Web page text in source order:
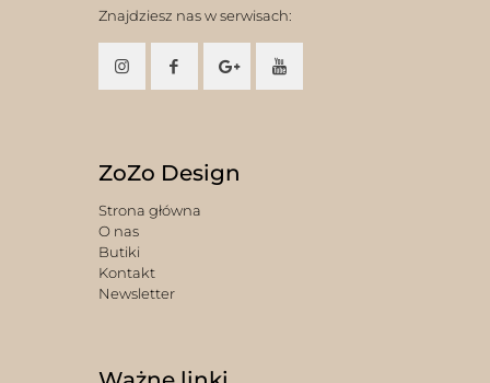
Znajdziesz nas w serwisach:
ZoZo Design
Strona główna
O nas
Butiki
Kontakt
Newsletter